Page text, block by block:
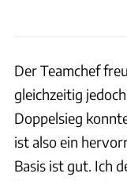
Der Teamchef
gleichzeitig
Doppelsieg
ist also ein
Basis ist gut. Ich